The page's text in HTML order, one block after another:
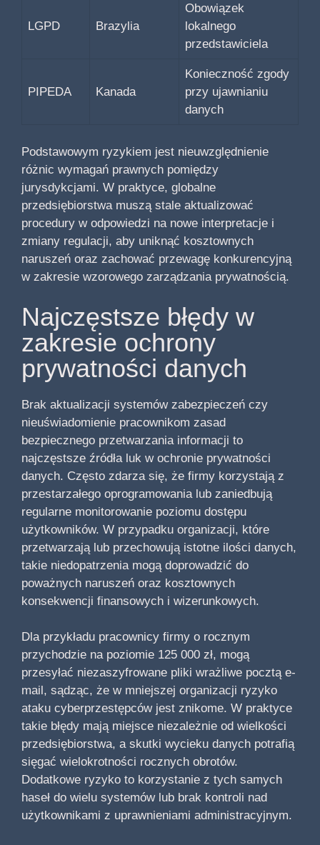
LGPD Brazylia
Obowiązek
lokalnego
przedstawiciela
PIPEDA Kanada
Konieczność zgody
przy ujawnianiu
danych
Podstawowym ryzykiem jest nieuwzględnienie
różnic wymagań prawnych pomiędzy
jurysdykcjami. W praktyce, globalne
przedsiębiorstwa muszą stale aktualizować
procedury w odpowiedzi na nowe interpretacje i
zmiany regulacji, aby uniknąć kosztownych
naruszeń oraz zachować przewagę konkurencyjną
w zakresie wzorowego zarządzania prywatnością.
Najczęstsze błędy w
zakresie ochrony
prywatności danych
Brak aktualizacji systemów zabezpieczeń czy
nieuświadomienie pracownikom zasad
bezpiecznego przetwarzania informacji to
najczęstsze źródła luk w ochronie prywatności
danych. Często zdarza się, że firmy korzystają z
przestarzałego oprogramowania lub zaniedbują
regularne monitorowanie poziomu dostępu
użytkowników. W przypadku organizacji, które
przetwarzają lub przechowują istotne ilości danych,
takie niedopatrzenia mogą doprowadzić do
poważnych naruszeń oraz kosztownych
konsekwencji finansowych i wizerunkowych.
Dla przykładu pracownicy firmy o rocznym
przychodzie na poziomie 125 000 zł, mogą
przesyłać niezaszyfrowane pliki wrażliwe pocztą e-
mail, sądząc, że w mniejszej organizacji ryzyko
ataku cyberprzestępców jest znikome. W praktyce
takie błędy mają miejsce niezależnie od wielkości
przedsiębiorstwa, a skutki wycieku danych potrafią
sięgać wielokrotności rocznych obrotów.
Dodatkowe ryzyko to korzystanie z tych samych
haseł do wielu systemów lub brak kontroli nad
użytkownikami z uprawnieniami administracyjnym.